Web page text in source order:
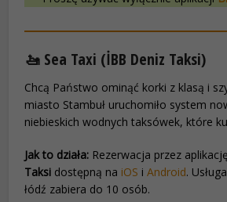
🚤 Sea Taxi (İBB Deniz Taksi)
Chcą Państwo ominąć korki z klasą i
miasto Stambuł uruchomiło system
niebieskich wodnych taksówek, które
Jak to działa: Rezerwacja przez
Taksi dostępną na iOS iAndroid.
łódź zabiera do 10 osób.